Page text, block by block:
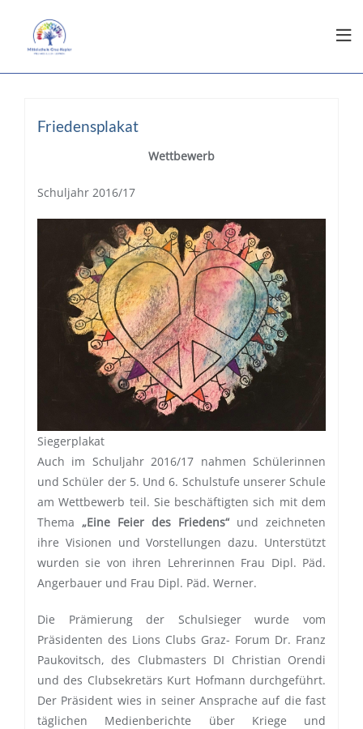
Friedensplakat
Wettbewerb
Schuljahr 2016/17
Siegerplakat
Auch im Schuljahr 2016/17 nahmen Schülerinnen
und Schüler der 5. Und 6. Schulstufe unserer Schule
am Wettbewerb teil. Sie beschäftigten sich mit dem
Thema „Eine Feier des Friedens“und zeichneten
ihre Visionen und Vorstellungen dazu. Unterstützt
wurden sie von ihren Lehrerinnen Frau Dipl. Päd.
Angerbauer und Frau Dipl. Päd. Werner.
Die Prämierung der Schulsieger wurde vom
Präsidenten des Lions Clubs Graz- Forum Dr. Franz
Paukovitsch, des Clubmasters DI Christian Orendi
und des Clubsekretärs Kurt Hofmann durchgeführt.
Der Präsident wies in seiner Ansprache auf die fast
täglichen Medienberichte über Kriege und